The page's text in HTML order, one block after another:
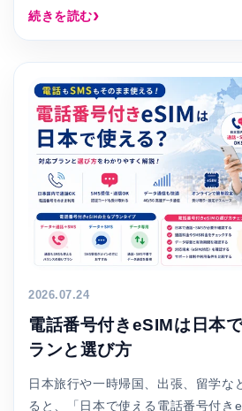
続きを読む
2026.07.24
電話番号付きeSIMは日本
ランと選び方
日本旅行や一時帰国、出張、留学な
ると、「日本で使える電話番号付き